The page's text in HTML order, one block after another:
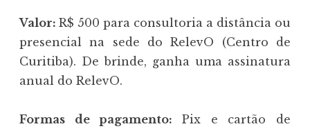
Valor: R$ 500 para consultoria a distância ou
presencial na sede do RelevO (Centro de
Curitiba). De brinde, ganha uma assinatura
anual do RelevO.
Formas de pagamento: Pix e cartão de